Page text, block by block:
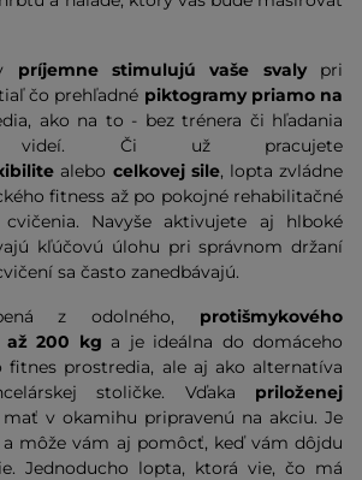
príjemne stimulujú vaše svalypri
čo prehľadné piktogramy priamo na
ako na to - bez trénera či hľadania
videí. Či už pracujete
alebo celkovej sile, lopta zvládne
fitness až po pokojné rehabilitačné
Navyše aktivujete aj hlboké
kľúčovú úlohu pri správnom držaní
sa často zanedbávajú.
z odolného, protišmykového
až 200 kg a je ideálna do domáceho
fitnes prostredia, ale aj ako alternatíva
stoličke. Vďaka priloženej
v okamihu pripravenú na akciu. Je
môže vám aj pomôcť, keď vám dôjdu
Jednoducho lopta, ktorá vie, čo má